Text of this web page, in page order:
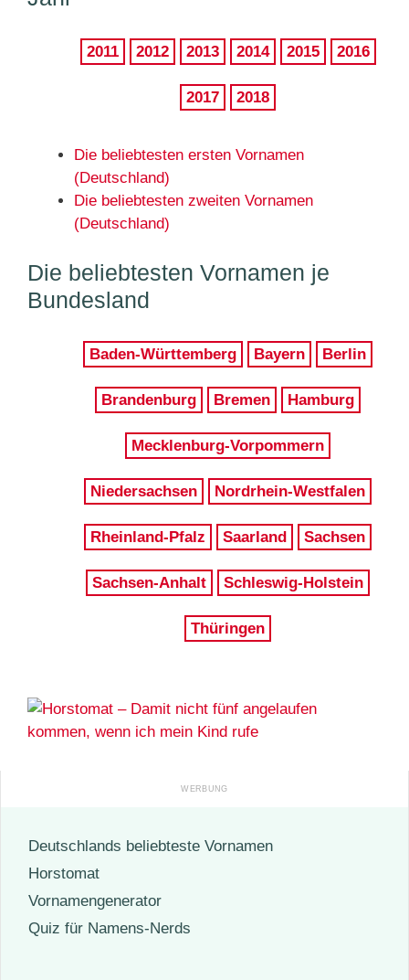
2011 2012 2013 2014 2015 2016
2017 2018
Die beliebtesten ersten Vornamen
(Deutschland)
Die beliebtesten zweiten Vornamen
(Deutschland)
Die beliebtesten Vornamen je
Bundesland
Baden-Württemberg Bayern Berlin
Brandenburg Bremen Hamburg
Mecklenburg-Vorpommern
Niedersachsen Nordrhein-Westfalen
Rheinland-Pfalz Saarland Sachsen
Sachsen-Anhalt Schleswig-Holstein
Thüringen
Deutschlands beliebteste Vornamen
Horstomat
Vornamengenerator
Quiz für Namens-Nerds